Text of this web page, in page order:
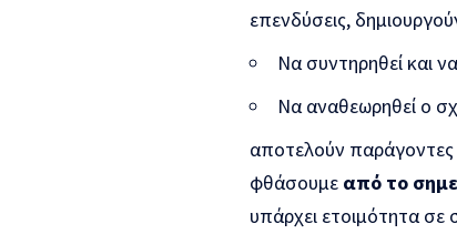
επενδύσεις,
Να συντηρηθεί και
Να αναθεωρηθεί ο
αποτελούν
φθάσουμε από το
υπάρχει ετοιμότητα σε